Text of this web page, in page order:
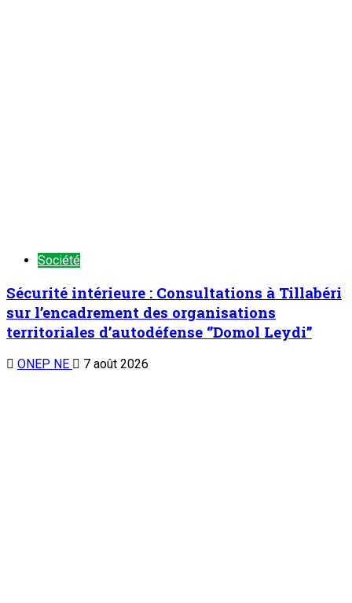
Société
Sécurité intérieure : Consultations à Tillabéri
sur l’encadrement des organisations
territoriales d’autodéfense ‘’Domol Leydi’’
ONEP NE 7 août 2026